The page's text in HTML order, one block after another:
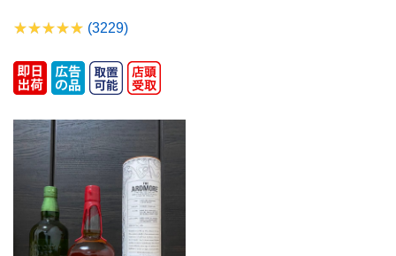
(3229)